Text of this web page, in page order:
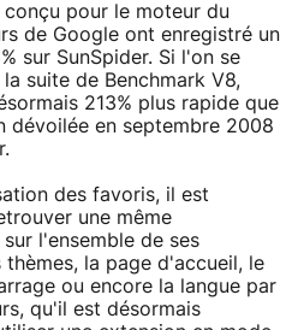
pour le moteur du
de Google ont enregistré un
sur SunSpider. Si l'on se
suite de Benchmark V8,
213% plus rapide que
dévoilée en septembre 2008
des favoris, il est
une même
l'ensemble de ses
thèmes, la page d'accueil, le
ou encore la langue par
qu'il est désormais